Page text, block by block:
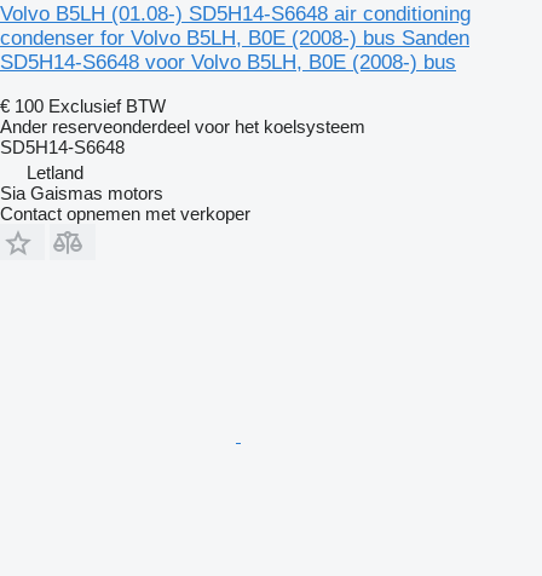
Volvo B5LH (01.08-) SD5H14-S6648 air conditioning
condenser for Volvo B5LH, B0E (2008-) bus Sanden
SD5H14-S6648 voor Volvo B5LH, B0E (2008-) bus
€ 100 Exclusief BTW
Ander reserveonderdeel voor het koelsysteem
SD5H14-S6648
Letland
Sia Gaismas motors
Contact opnemen met verkoper